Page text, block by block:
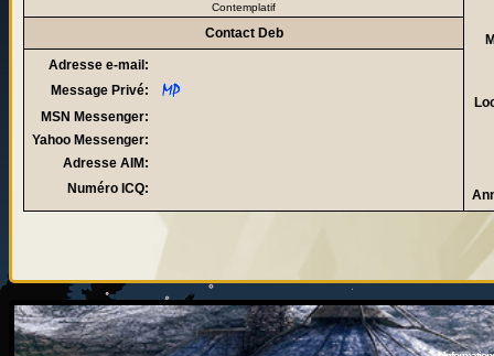
Contemplatif
Contact Deb
Adresse e-mail:
Message Privé:
MSN Messenger:
Yahoo Messenger:
Adresse AIM:
Numéro ICQ: